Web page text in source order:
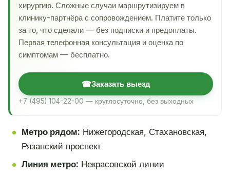
хирургию. Сложные случаи маршрутизируем в
клинику-партнёра с сопровождением. Платите только
за то, что сделали — без подписки и предоплаты.
Первая телефонная консультация и оценка по
симптомам — бесплатно.
☎Заказать выезд
+7 (495) 104-22-00 — круглосуточно, без выходных
Метро рядом: Нижегородская, Стахановская,
Рязанский проспект
Линия метро: Некрасовской линии